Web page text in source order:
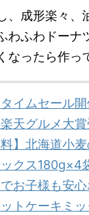
、成形楽々、
わふわドーナ
なったら作っ
イムセール
天グルメ大
】北海道小
ックス180g×4
お子様も安
トケーキミ